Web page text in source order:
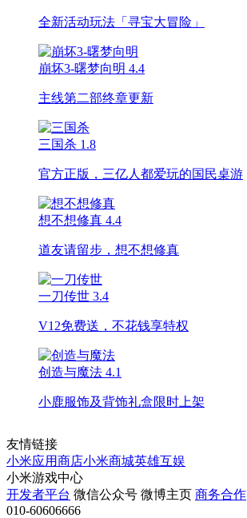
全新活动玩法「寻宝大冒险」
崩坏3-曙梦向明 4.4
主线第二部终章更新
三国杀 1.8
官方正版，三亿人都爱玩的国民桌游
想不想修真 4.4
道友请留步，想不想修真
一刀传世 3.4
V12免费送，不花钱享特权
创造与魔法 4.1
小鹿服饰及背饰礼盒限时上架
友情链接
小米应用商店小米商城英雄互娱
小米游戏中心
开发者平台 微信公众号 微博主页 商务合作
010-60606666